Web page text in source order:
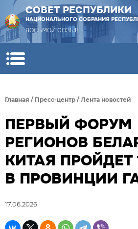
СОВЕТ РЕСПУБЛИКИ
НАЦИОНАЛЬНОГО СОБРАНИЯ
ВОСЬМОЙ СОЗЫВ
Главная / Пресс-центр / Лента новостей
ПЕРВЫЙ ФОРУМ
РЕГИОНОВ
КИТАЯ ПРОЙДЕТ
В ПРОВИНЦИИ
17.06.2026